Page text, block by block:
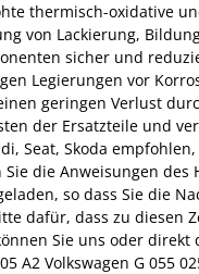
thermisch-oxidative
von Lackierung,
sicher und
Legierungen vor
geringen Verlust
der Ersatzteile und
Seat, Skoda
die Anweisungen
so dass Sie die
dafür, dass zu diesen
Sie uns oder
Volkswagen G 055